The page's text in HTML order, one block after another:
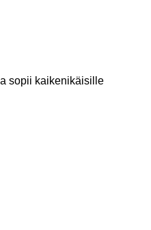
sopii kaikenikäisille